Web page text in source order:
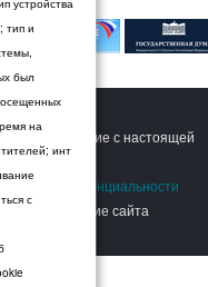
края.
согласие с настоящей
конфиденциальности
использование сайта
устройства
тип и
был
на
инт
с